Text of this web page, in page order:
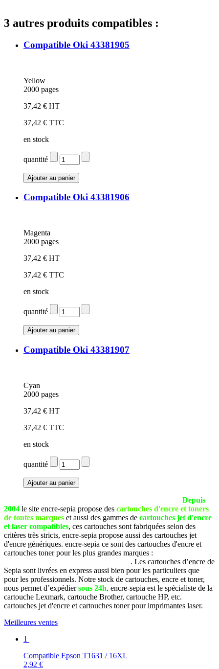
3 autres produits compatibles :
Compatible Oki 43381905
Yellow
2000 pages
37,42 € HT
37,42 € TTC
en stock
quantité
Compatible Oki 43381906
Magenta
2000 pages
37,42 € HT
37,42 € TTC
en stock
quantité
Compatible Oki 43381907
Cyan
2000 pages
37,42 € HT
37,42 € TTC
en stock
quantité
Depuis
2004 le site encre-sepia propose des cartouches d'encre et toners
de toutes marques et aussi des gammes de cartouches jet d'encre
et laser compatibles, ces cartouches sont fabriquées selon des
critères très stricts, encre-sepia propose aussi des cartouches jet
d'encre génériques. encre-sepia ce sont des cartouches d'encre et
cartouches toner pour les plus grandes marques :
. Les cartouches d’encre de
Sepia sont livrées en express aussi bien pour les particuliers que
pour les professionnels. Notre stock de cartouches, encre et toner,
nous permet d’expédiersous 24h. encre-sepia est le spécialiste de la
cartouche Lexmark, cartouche Brother, cartouche HP, etc.
cartouches jet d'encre et cartouches toner pour imprimantes laser.
Meilleures ventes
1
Compatible Epson T1631 / 16XL
2,92 €